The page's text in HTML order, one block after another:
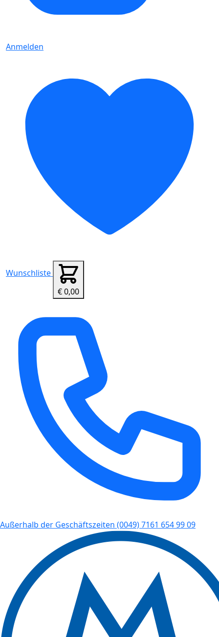
Anmelden
Wunschliste
€ 0,00
Außerhalb der Geschäftszeiten (0049) 7161 654 99 09